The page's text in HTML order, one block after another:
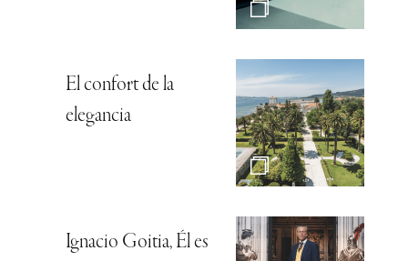
El confort de la
elegancia
Ignacio Goitia, Él es